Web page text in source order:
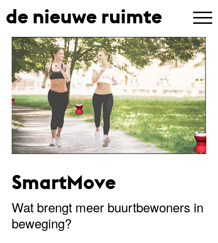
de nieuwe ruimte
SmartMove
Wat brengt meer buurtbewoners in
beweging?